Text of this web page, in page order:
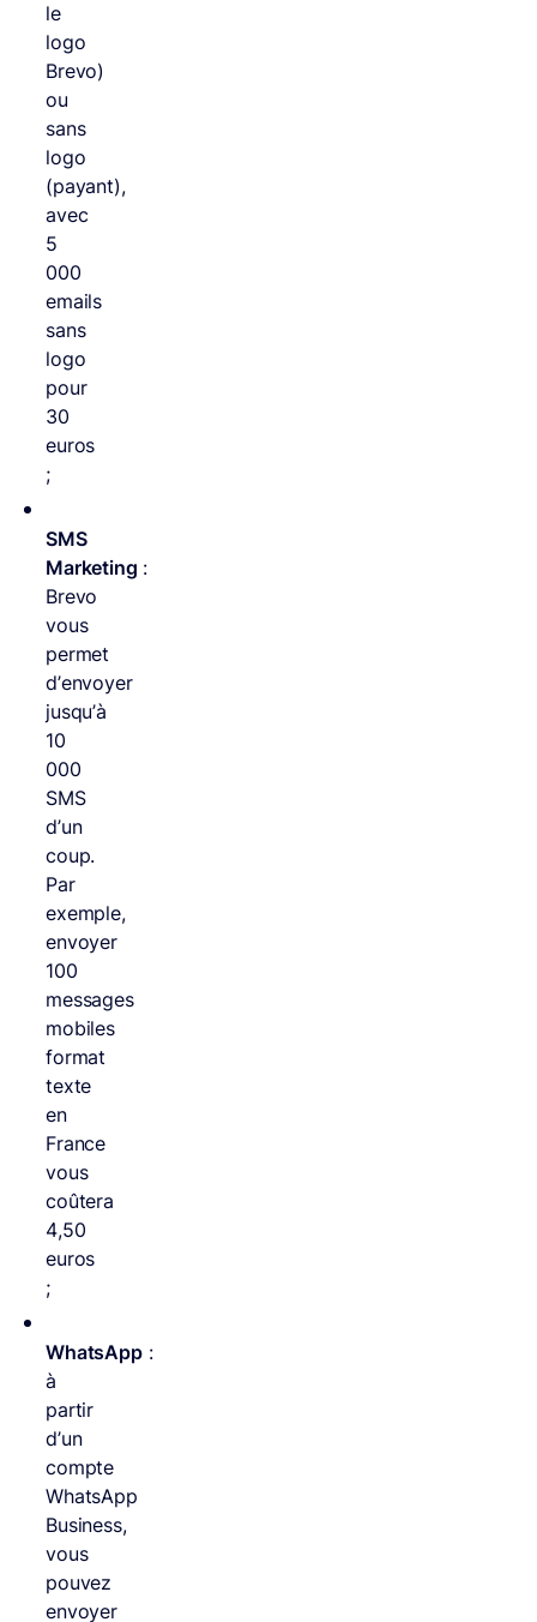
le
logo
Brevo)
ou
sans
logo
(payant),
avec
5
000
emails
sans
logo
pour
30
euros
;
SMS
Marketing :
Brevo
vous
permet
d’envoyer
jusqu’à
10
000
SMS
d’un
coup.
Par
exemple,
envoyer
100
messages
mobiles
format
texte
en
France
vous
coûtera
4,50
euros
;
WhatsApp:
à
partir
d’un
compte
WhatsApp
Business,
vous
pouvez
envoyer